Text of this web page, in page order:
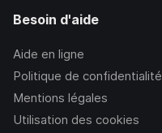
Besoin d'aide
Aide en ligne
Politique de confidentialité
Mentions légales
Utilisation des cookies